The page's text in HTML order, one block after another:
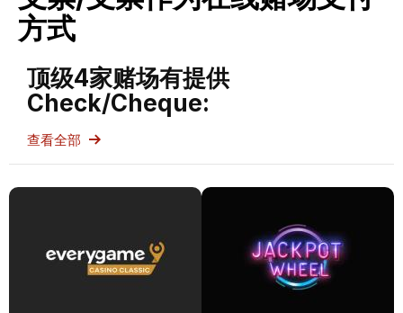
方式
顶级4家赌场有提供
Check/Cheque:
查看全部